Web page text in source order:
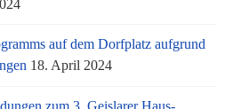
auf dem Dorfplatz aufgrund
18. April 2024